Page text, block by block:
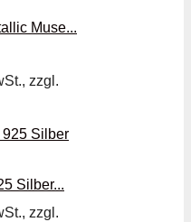
Muse...
zzgl.
Silber...
zzgl.